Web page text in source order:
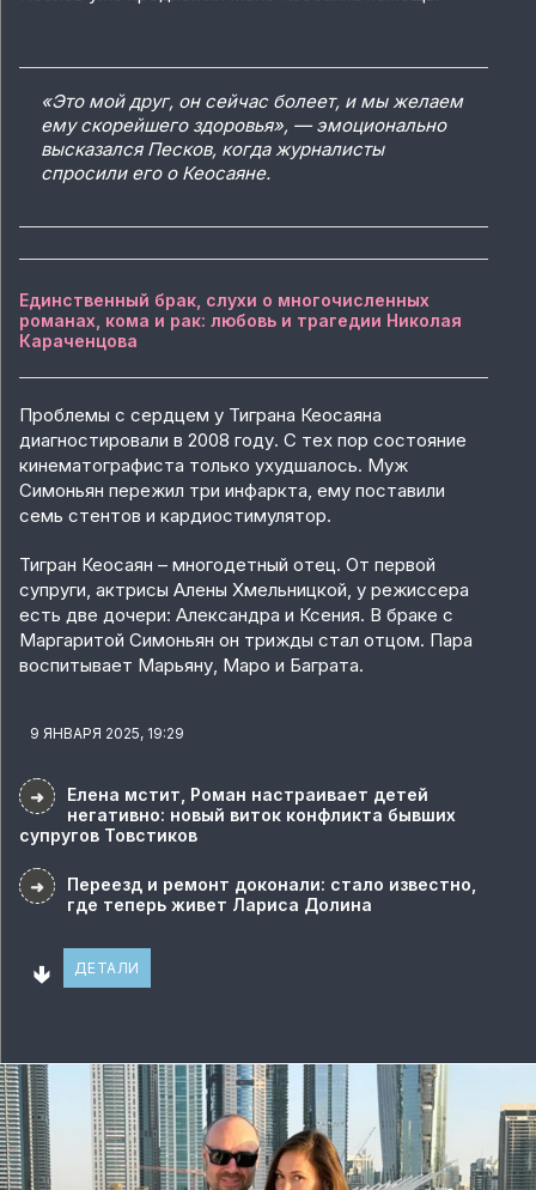
«Это мой друг, он сейчас болеет, и мы желаем
ему скорейшего здоровья», — эмоционально
высказался Песков, когда журналисты
спросили его о Кеосаяне.
Единственный брак, слухи о многочисленных
романах, кома и рак: любовь и трагедии Николая
Караченцова
Проблемы с сердцем у Тиграна Кеосаяна
диагностировали в 2008 году. С тех пор состояние
кинематографиста только ухудшалось. Муж
Симоньян пережил три инфаркта, ему поставили
семь стентов и кардиостимулятор.
Тигран Кеосаян – многодетный отец. От первой
супруги, актрисы Алены Хмельницкой, у режиссера
есть две дочери: Александра и Ксения. В браке с
Маргаритой Симоньян он трижды стал отцом. Пара
воспитывает Марьяну, Маро и Баграта.
9 ЯНВАРЯ 2025, 19:29
➜
Елена мстит, Роман настраивает детей
негативно: новый виток конфликта бывших
супругов Товстиков
➜
Переезд и ремонт доконали: стало известно,
где теперь живет Лариса Долина
🢃 ДЕТАЛИ